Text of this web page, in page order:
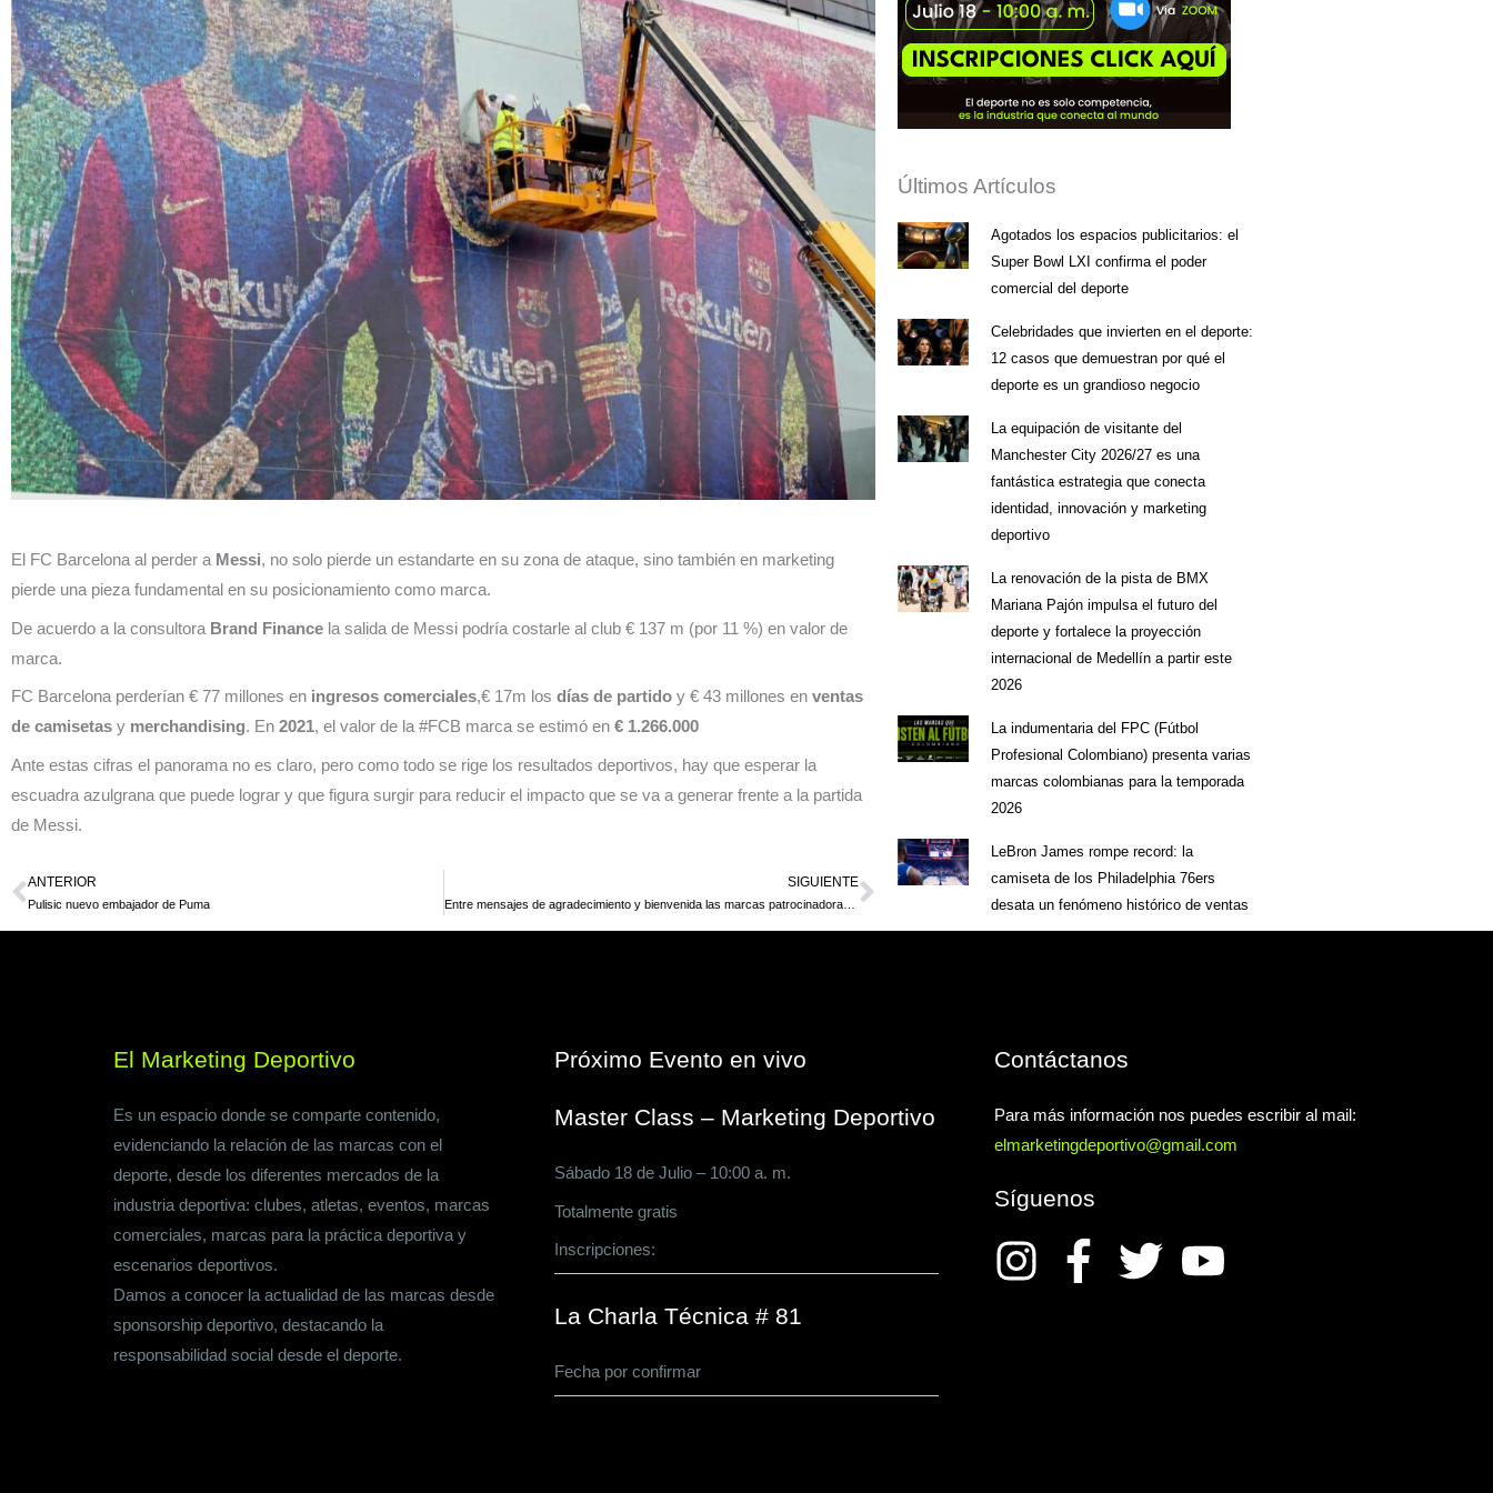
El FC Barcelona al perder a Messi, no solo pierde un estandarte en su zona de ataque, sino también en marketing
pierde una pieza fundamental en su posicionamiento como marca.
De acuerdo a la consultora Brand Finance la salida de Messi podría costarle al club € 137 m (por 11 %) en valor de
marca.
FC Barcelona perderían € 77 millones en ingresos comerciales,€ 17m los días de partido y € 43 millones en ventas
de camisetas y merchandising. En 2021, el valor de la #FCB marca se estimó en € 1.266.000
Ante estas cifras el panorama no es claro, pero como todo se rige los resultados deportivos, hay que esperar la
escuadra azulgrana que puede lograr y que figura surgir para reducir el impacto que se va a generar frente a la partida
de Messi.
Ant
ANTERIOR
Pulisic nuevo embajador de Puma
SIGUIENTE
Entre mensajes de agradecimiento y bienvenida las marcas patrocinadoras de Messi se hicieron presentes en las redes Siguiente
Últimos Artículos
Agotados los espacios publicitarios: el
Super Bowl LXI confirma el poder
comercial del deporte
Celebridades que invierten en el deporte:
12 casos que demuestran por qué el
deporte es un grandioso negocio
La equipación de visitante del
Manchester City 2026/27 es una
fantástica estrategia que conecta
identidad, innovación y marketing
deportivo
La renovación de la pista de BMX
Mariana Pajón impulsa el futuro del
deporte y fortalece la proyección
internacional de Medellín a partir este
2026
La indumentaria del FPC (Fútbol
Profesional Colombiano) presenta varias
marcas colombianas para la temporada
2026
LeBron James rompe record: la
camiseta de los Philadelphia 76ers
desata un fenómeno histórico de ventas
El Marketing Deportivo
Es un espacio donde se comparte contenido,
evidenciando la relación de las marcas con el
deporte, desde los diferentes mercados de la
industria deportiva: clubes, atletas, eventos, marcas
comerciales, marcas para la práctica deportiva y
escenarios deportivos.
Damos a conocer la actualidad de las marcas desde
sponsorship deportivo, destacando la
responsabilidad social desde el deporte.
Próximo Evento en vivo
Master Class – Marketing Deportivo
Sábado 18 de Julio – 10:00 a. m.
Totalmente gratis
Inscripciones:
La Charla Técnica # 81
Fecha por confirmar
Contáctanos
Para más información nos puedes escribir al mail:
elmarketingdeportivo@gmail.com
Síguenos